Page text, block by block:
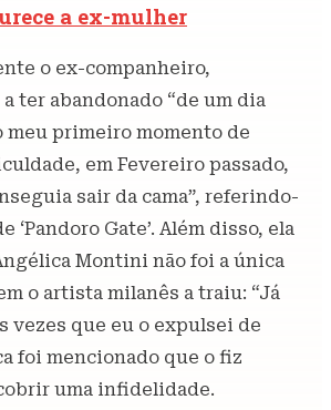
a ex-mulher
o ex-companheiro,
ter abandonado “de um dia
meu primeiro momento de
em Fevereiro passado,
sair da cama”, referindo-
‘Pandoro Gate’. Além disso, ela
Montini não foi a única
o artista milanês a traiu: “Já
vezes que eu o expulsei de
foi mencionado que o fiz
uma infidelidade.